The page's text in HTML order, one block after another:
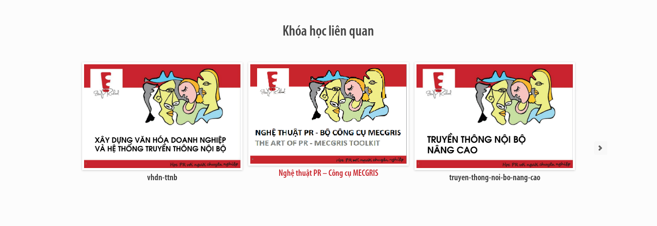
Khóa học liên quan
vhdn-ttnb Nghệ thuật PR – Công cụ MECGRIS truyen-thong-noi-bo-nang-cao